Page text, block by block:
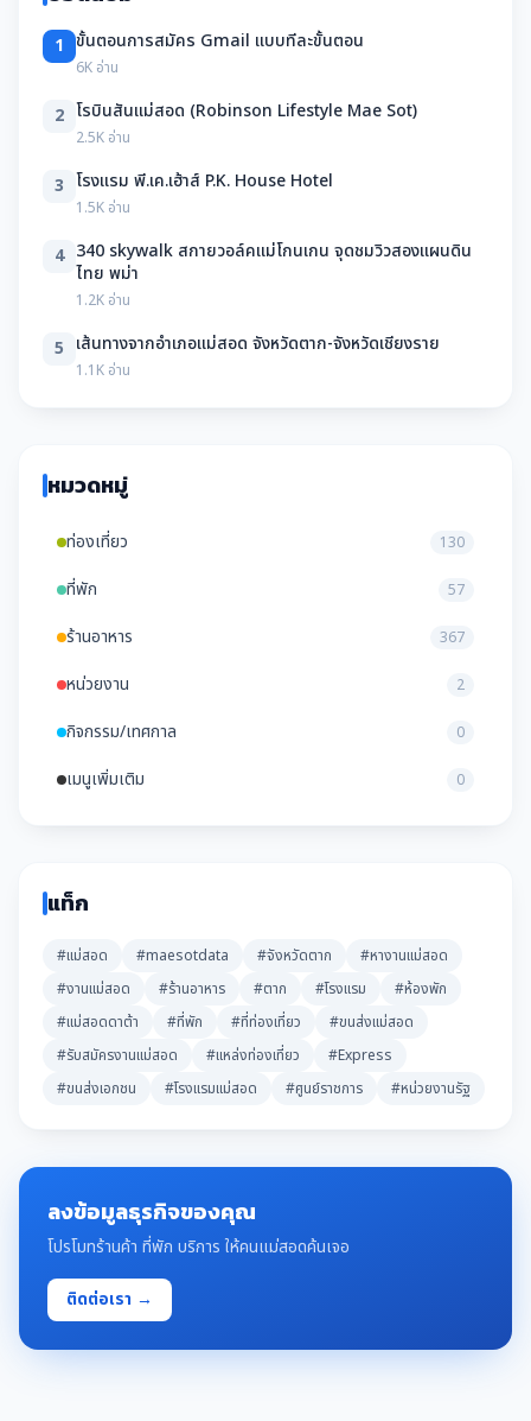
1 ขั้นตอนการสมัคร Gmail แบบทีละขั้นตอน
6K อ่าน
2 โรบินสันแม่สอด (Robinson Lifestyle Mae Sot)
2.5K อ่าน
3 โรงแรม พี.เค.เฮ้าส์ P.K. House Hotel
1.5K อ่าน
4 340 skywalk สกายวอล์คแม่โกนเกน จุดชมวิวสองแผนดิน
ไทย พม่า
1.2K อ่าน
5 เส้นทางจากอำเภอแม่สอด จังหวัดตาก-จังหวัดเชียงราย
1.1K อ่าน
หมวดหมู่
ท่องเที่ยว 130
ที่พัก 57
ร้านอาหาร 367
หน่วยงาน 2
กิจกรรม/เทศกาล 0
เมนูเพิ่มเติม 0
แท็ก
#แม่สอด #maesotdata #จังหวัดตาก
#หางานแม่สอด
#งานแม่สอด
#ร้านอาหาร #ตาก #โรงแรม
#ห้องพัก
#แม่สอดดาต้า
#ที่พัก #ที่ท่องเที่ยว
#ขนส่งแม่สอด
#รับสมัครงานแม่สอด
#แหล่งท่องเที่ยว
#Express
#ขนส่งเอกชน
#โรงแรมแม่สอด #ศูนย์ราชการ #หน่วยงานรัฐ
ลงข้อมูลธุรกิจของคุณ
โปรโมทร้านค้า ที่พัก บริการ ให้คนแม่สอดค้นเจอ
ติดต่อเรา →